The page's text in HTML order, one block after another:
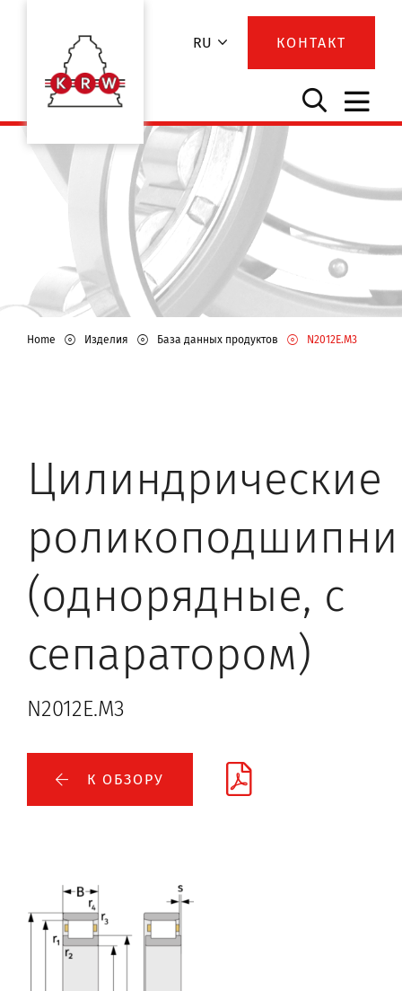
RU КОНТАКТ
Home Изделия База данных продуктов N2012E.M3
Цилиндрические
(однорядные, с
сепаратором)
N2012E.M3
К ОБЗОРУ